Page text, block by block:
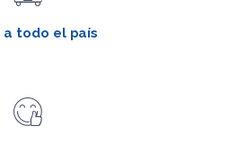
a todo el país